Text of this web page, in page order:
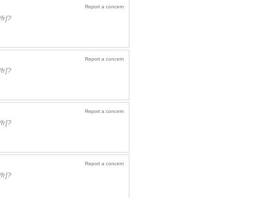
Report a concern
Report a concern
Report a concern
Report a concern